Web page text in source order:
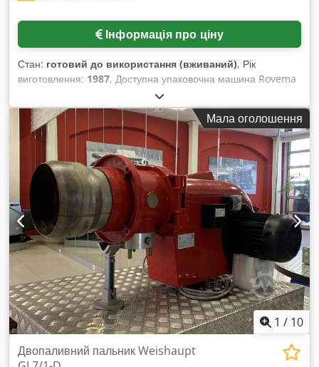
Інформація про ціну
Стан: готовий до використання (вживаний), Рік
виготовлення: 1987, Доступна упаковочна машина Rovema
типу flow-pack разом із багатоголовими вагами Ishida CCW-
S-211. Розміри пакету (Ш/В): 220 мм/340 мм,
продуктивність: 55 пакетів за хвилину, наробіток: 35 554
години. Вся документація в наявності. Можливий огляд на
місці. Dcsdew H At Topfx Afwok
Мала оголошення
1 / 10
Двопаливний пальник Weishaupt